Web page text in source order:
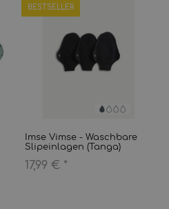
BESTSELLER
Imse Vimse - Waschbare
Slipeinlagen (Tanga)
17,99 € *